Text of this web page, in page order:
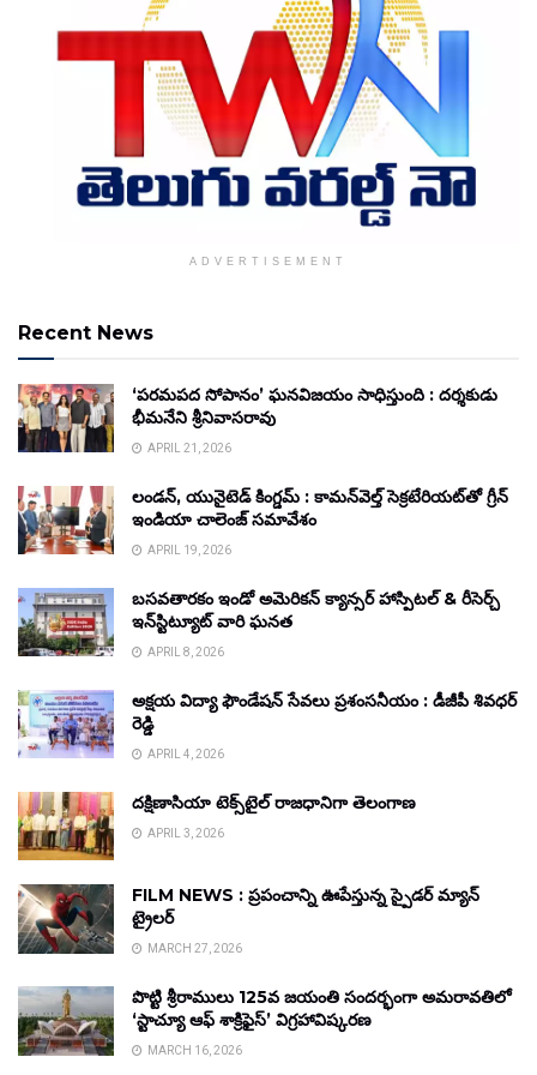
ADVERTISEMENT
Recent News
‘పరమపద సోపానం’ ఘనవిజయం సాధిస్తుంది : దర్శకుడు
భీమనేని శ్రీనివాసరావు
APRIL 21, 2026
లండన్, యునైటెడ్ కింగ్డమ్ : కామన్‌వెల్త్ సెక్రటేరియట్‌తో గ్రీన్
ఇండియా చాలెంజ్ సమావేశం
APRIL 19, 2026
బసవతారకం ఇండో అమెరికన్ క్యాన్సర్ హాస్పిటల్ & రీసెర్చ్
ఇన్‌స్టిట్యూట్ వారి ఘనత
APRIL 8, 2026
అక్షయ విద్యా ఫౌండేషన్ సేవలు ప్రశంసనీయం : డీజీపీ శివధర్
రెడ్డి
APRIL 4, 2026
దక్షిణాసియా టెక్స్‌టైల్ రాజధానిగా తెలంగాణ
APRIL 3, 2026
FILM NEWS : ప్రపంచాన్ని ఊపేస్తున్న స్పైడర్ మ్యాన్
ట్రైలర్
MARCH 27, 2026
పొట్టి శ్రీరాములు 125వ జయంతి సందర్భంగా అమరావతిలో
‘స్టాచ్యూ ఆఫ్ శాక్రిఫైస్’ విగ్రహావిష్కరణ
MARCH 16, 2026